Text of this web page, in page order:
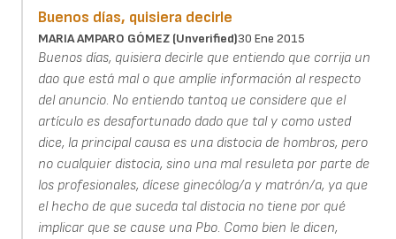
Buenos días, quisiera decirle
MARIA AMPARO GÓMEZ (unverified)30 Ene 2015
Buenos días, quisiera decirle que entiendo que corrija un
dao que está mal o que amplíe información al respecto
del anuncio. No entiendo tantoq ue considere que el
artículo es desafortunado dado que tal y como usted
dice, la principal causa es una distocia de hombros, pero
no cualquier distocia, sino una mal resuleta por parte de
los profesionales, dícese ginecólog/a y matrón/a, ya que
el hecho de que suceda tal distocia no tiene por qué
implicar que se cause una Pbo. Como bien le dicen,